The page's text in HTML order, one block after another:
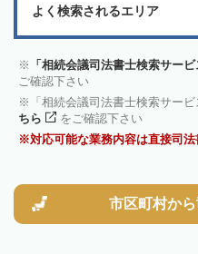
よく検索されるエリア
「相続会議司法書士検索サー
ご確認下さい
「相続会議司法書士検索サー
ちら
をご確認下さい
対応可能な業務内容は直接司
市区町村から